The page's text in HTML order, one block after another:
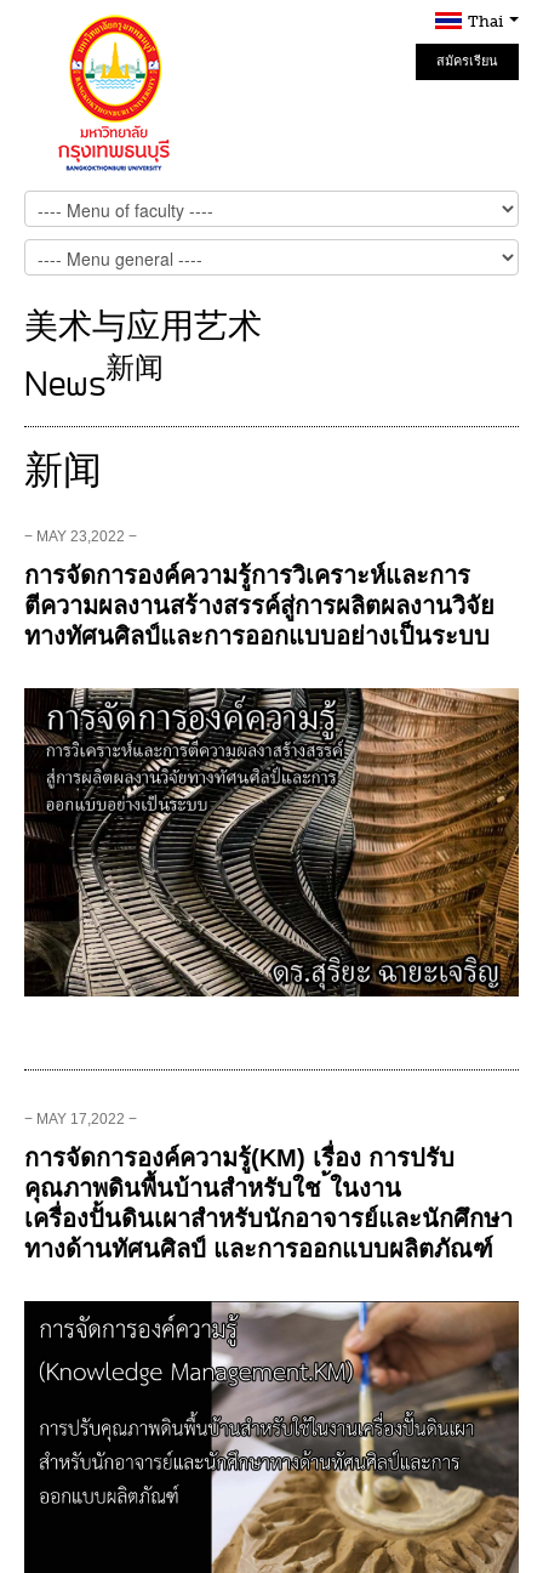
Thai
สมัครเรียน
Online
美术与应用艺术
新闻
News
新闻
− MAY 23,2022 −
การจัดการองค์ความรู้การวิเคราะห์และการ
ตีความผลงานสร้างสรรค์สู่การผลิตผลงานวิจัย
ทางทัศนศิลป์และการออกแบบอย่างเป็นระบบ
− MAY 17,2022 −
การจัดการองค์ความรู้(KM) เรื่อง การปรับ
คุณภาพดินพื้นบ้านสำหรับใช ้ในงาน
เครื่องปั้นดินเผาสำหรับนักอาจารย์และนักศึกษา
ทางด้านทัศนศิลป์ และการออกแบบผลิตภัณฑ์